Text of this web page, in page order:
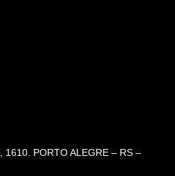
1610. PORTO ALEGRE – RS –